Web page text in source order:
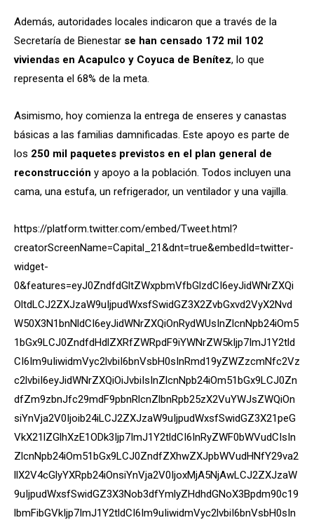
Además, autoridades locales indicaron que a través de la
Secretaría de Bienestar se han censado 172 mil 102
viviendas en Acapulco y Coyuca de Benítez, lo que
representa el 68% de la meta.
Asimismo, hoy comienza la entrega de enseres y canastas
básicas a las familias damnificadas. Este apoyo es parte de
los 250 mil paquetes previstos en el plan general de
reconstrucción y apoyo a la población. Todos incluyen una
cama, una estufa, un refrigerador, un ventilador y una vajilla.
https://platform.twitter.com/embed/Tweet.html?
creatorScreenName=Capital_21&dnt=true&embedId=twitter-
widget-
0&features=eyJ0ZndfdGltZWxpbmVfbGlzdCI6eyJidWNrZXQi
OltdLCJ2ZXJzaW9uIjpudWxsfSwidGZ3X2ZvbGxvd2VyX2Nvd
W50X3N1bnNldCI6eyJidWNrZXQiOnRydWUsInZlcnNpb24iOm5
1bGx9LCJ0ZndfdHdlZXRfZWRpdF9iYWNrZW5kIjp7ImJ1Y2tld
CI6Im9uIiwidmVyc2lvbiI6bnVsbH0sInRmd19yZWZzcmNfc2Vz
c2lvbiI6eyJidWNrZXQiOiJvbiIsInZlcnNpb24iOm51bGx9LCJ0Zn
dfZm9zbnJfc29mdF9pbnRlcnZlbnRpb25zX2VuYWJsZWQiOn
siYnVja2V0Ijoib24iLCJ2ZXJzaW9uIjpudWxsfSwidGZ3X21peG
VkX21lZGlhXzE1ODk3Ijp7ImJ1Y2tldCI6InRyZWF0bWVudCIsIn
ZlcnNpb24iOm51bGx9LCJ0ZndfZXhwZXJpbWVudHNfY29va2
llX2V4cGlyYXRpb24iOnsiYnVja2V0IjoxMjA5NjAwLCJ2ZXJzaW
9uIjpudWxsfSwidGZ3X3Nob3dfYmlyZHdhdGNoX3Bpdm90c19
lbmFibGVkIjp7ImJ1Y2tldCI6Im9uIiwidmVyc2lvbiI6bnVsbH0sIn